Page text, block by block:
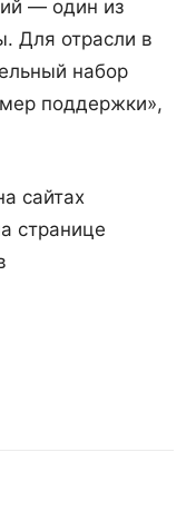
— один из
Для отрасли в
набор
поддержки»,
сайтах
странице